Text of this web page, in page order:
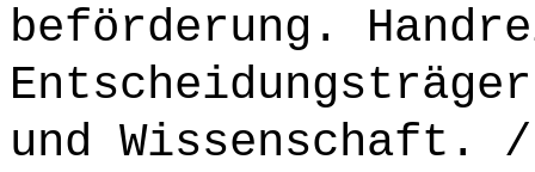
beförderung.
und Wissenschaft.